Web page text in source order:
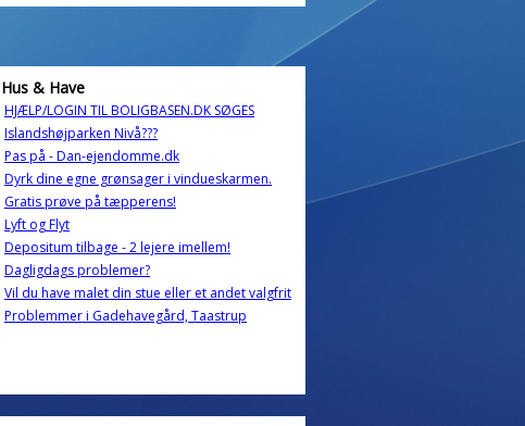
Hus & Have
HJÆLP/LOGIN TIL BOLIGBASEN.DK SØGES
Islandshøjparken Nivå???
Pas på - Dan-ejendomme.dk
Dyrk dine egne grønsager i vindueskarmen.
Gratis prøve på tæpperens!
Lyft og Flyt
Depositum tilbage - 2 lejere imellem!
Dagligdags problemer?
Vil du have malet din stue eller et andet valgfrit
Problemmer i Gadehavegård, Taastrup